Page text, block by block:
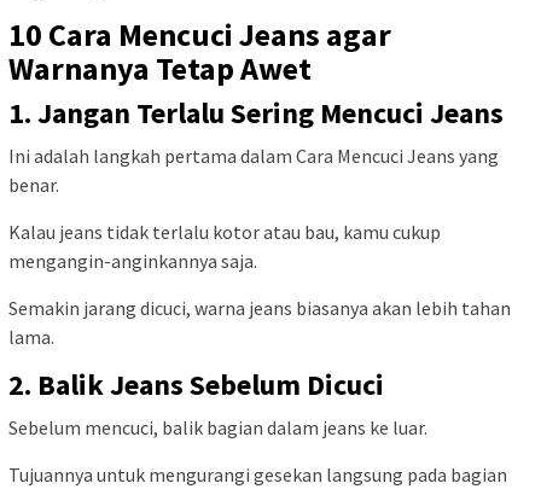
10 Cara Mencuci Jeans agar
Warnanya Tetap Awet
1. Jangan Terlalu Sering Mencuci Jeans
Ini adalah langkah pertama dalam Cara Mencuci Jeans yang
benar.
Kalau jeans tidak terlalu kotor atau bau, kamu cukup
mengangin-anginkannya saja.
Semakin jarang dicuci, warna jeans biasanya akan lebih tahan
lama.
2. Balik Jeans Sebelum Dicuci
Sebelum mencuci, balik bagian dalam jeans ke luar.
Tujuannya untuk mengurangi gesekan langsung pada bagian